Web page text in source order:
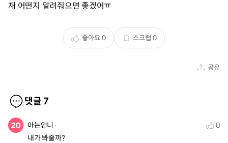
재 어떤지 알려줘으면 좋겠어ㅠ
좋아요0 스크랩 0
공유
댓글 7
아는언니
0
내가 봐줄까?